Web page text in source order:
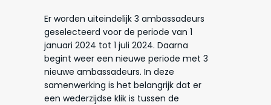
Er worden uiteindelijk 3 ambassadeurs
geselecteerd voor de periode van 1
januari 2024 tot 1 juli 2024. Daarna
begint weer een nieuwe periode met 3
nieuwe ambassadeurs. In deze
samenwerking is het belangrijk dat er
een wederzijdse klik is tussen de